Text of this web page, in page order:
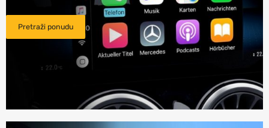
Pretraži ponudu